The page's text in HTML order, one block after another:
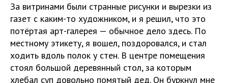
За витринами были странные рисунки и вырезки из
газет с каким-то художником, и я решил, что это
потёртая арт-галерея — обычное дело здесь. По
местному этикету, я вошел, поздоровался, и стал
ходить вдоль полок у стен. В центре помещения
стоял большой деревянный стол, за которым
хлебал суп довольно помятый дед. Он буркнул мне